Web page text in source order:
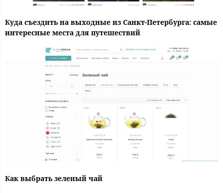
Куда съездить на выходные из Санкт-Петербурга: самые
интересные места для путешествий
Как выбрать зеленый чай